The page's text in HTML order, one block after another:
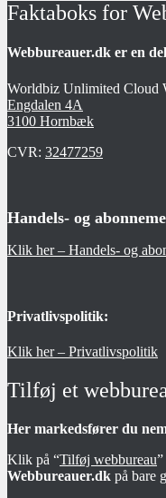
Faktaboks for
Webbureauer.dk er en
Worldbiz Unlimited Cloud
Engdalen 4A
3100 Hornbæk
CVR: 32477259
Handels- og
Klik her – Handels- og
Privatlivspolitik:
Klik her – Privatlivspolitik
Tilføj et
Her markedsfører du
Klik på “Tilføj webbureau
Webbureauer.dk på bare